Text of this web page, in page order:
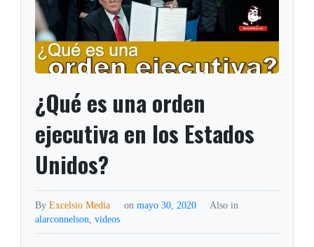
¿Qué es una orden
ejecutiva en los Estados
Unidos?
ByExcelsio Media on mayo 30, 2020
Also in
alarconnelson,videos